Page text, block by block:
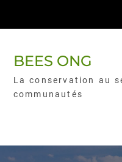
BEES ONG
La conservation au
communautés